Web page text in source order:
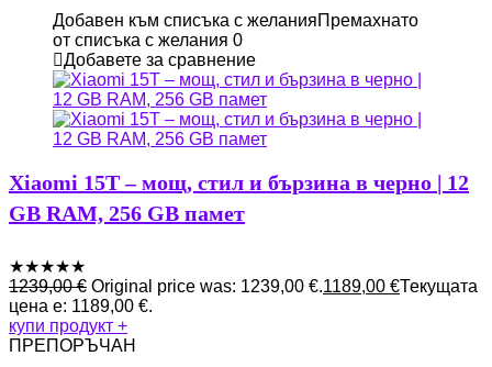
Добавен към списъка с желанияПремахнато
от списъка с желания 0
Добавете за сравнение
Xiaomi 15T – мощ, стил и бързина в черно | 12
GB RAM, 256 GB памет
★★★★★
1239,00€ Original price was: 1239,00 €.1189,00 €Текущата
цена е: 1189,00 €.
купи продукт +
ПРЕПОРЪЧАН